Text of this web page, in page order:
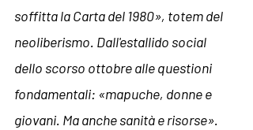
soffitta la Carta del 1980», totem del
neoliberismo. Dall'estallido social
dello scorso ottobre alle questioni
fondamentali: «mapuche, donne e
giovani. Ma anche sanità e risorse».